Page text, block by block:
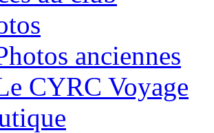
anciennes
CYRC Voyage